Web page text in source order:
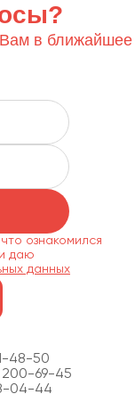
Вам в ближайшее
ознакомился
данных
48-50
200-69-45
04-44